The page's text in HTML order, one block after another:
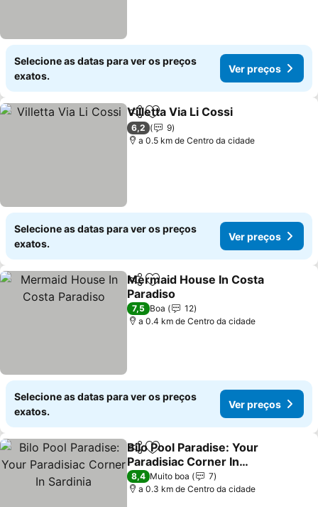
Selecione as datas para ver os preços
exatos.
Ver preços
PartilharAdicionar aos favoritos
Villetta Via Li Cossi
6,2
9
a 0.5 km de Centro da cidade
Selecione as datas para ver os preços
exatos.
Ver preços
PartilharAdicionar aos favoritos
Mermaid House In Costa
Paradiso
7,5 Boa
12
a 0.4 km de Centro da cidade
Selecione as datas para ver os preços
exatos.
Ver preços
PartilharAdicionar aos favoritos
Bilo Pool Paradise: Your
Paradisiac Corner In
Sardinia
8,4 Muito boa
7
a 0.3 km de Centro da cidade